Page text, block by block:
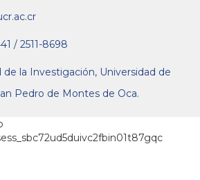
/ 2511-8698
de la Investigación, Universidad de
Pedro de Montes de Oca.